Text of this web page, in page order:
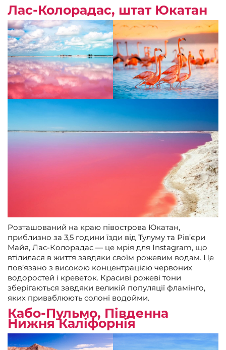
Лас-Колорадас, штат Юкатан
Розташований на краю півострова Юкатан,
приблизно за 3,5 години їзди від Тулуму та Рів’єри
Майя, Лас-Колорадас — це мрія для Instagram, що
втілилася в життя завдяки своїм рожевим водам. Це
пов’язано з високою концентрацією червоних
водоростей і креветок. Красиві рожеві тони
зберігаються завдяки великій популяції фламінго,
яких приваблюють солоні водойми.
Кабо-Пульмо, Південна
Нижня Каліфорнія